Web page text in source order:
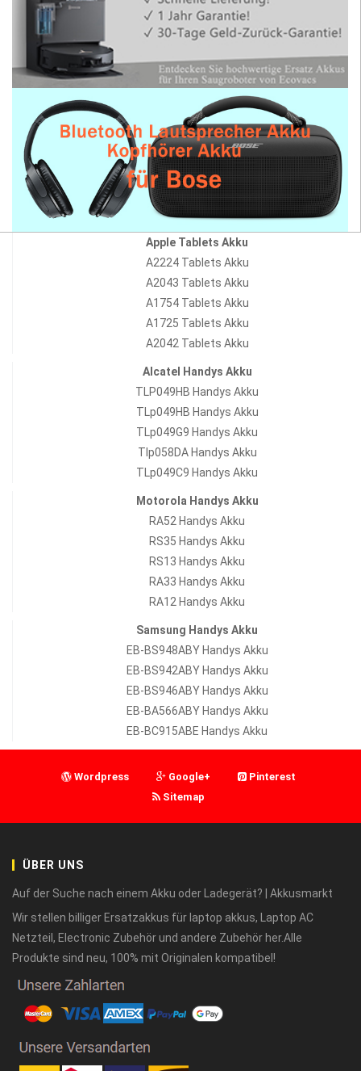
Apple Tablets Akku
A2224 Tablets Akku
A2043 Tablets Akku
A1754 Tablets Akku
A1725 Tablets Akku
A2042 Tablets Akku
Alcatel Handys Akku
TLP049HB Handys Akku
TLp049HB Handys Akku
TLp049G9 Handys Akku
Tlp058DA Handys Akku
TLp049C9 Handys Akku
Motorola Handys Akku
RA52 Handys Akku
RS35 Handys Akku
RS13 Handys Akku
RA33 Handys Akku
RA12 Handys Akku
Samsung Handys Akku
EB-BS948ABY Handys Akku
EB-BS942ABY Handys Akku
EB-BS946ABY Handys Akku
EB-BA566ABY Handys Akku
EB-BC915ABE Handys Akku
Wordpress Google+
Pinterest
Sitemap
ÜBER UNS
Auf der Suche nach einem Akku oder Ladegerät? | Akkusmarkt
Wir stellen billiger Ersatzakkus für laptop akkus, Laptop AC
Netzteil, Electronic Zubehör und andere Zubehör her.Alle
Produkte sind neu, 100% mit Originalen kompatibel!